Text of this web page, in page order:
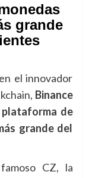
grande
el innovador
Binance
plataforma de
grande del
CZ, la